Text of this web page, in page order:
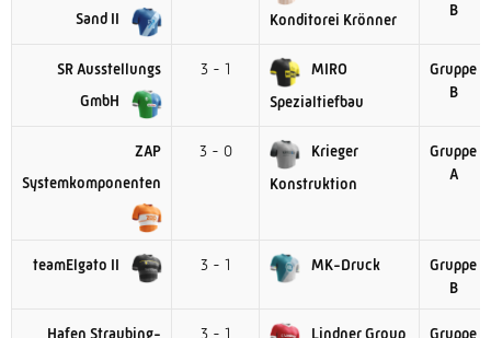
Sand II
Konditorei Krönner
B
SR Ausstellungs
GmbH
3 - 1
MIRO
Spezialtiefbau
Gruppe
B
ZAP
Systemkomponenten
3 - 0
Krieger
Konstruktion
Gruppe
A
teamElgato II 3 - 1 MK-Druck
Gruppe
B
Hafen Straubing-
3 - 1 Lindner Group
Gruppe